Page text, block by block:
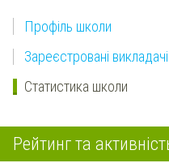
Профіль школи
Зареєстровані викладачі
Статистика школи
Рейтинг та